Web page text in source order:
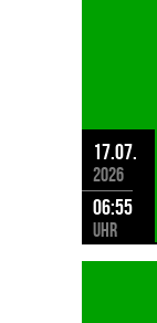
17.07.
2026
06:55
Uhr